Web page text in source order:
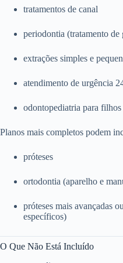
tratamentos de canal
periodontia (tratamento de
extrações simples e
atendimento de urgência
odontopediatria para filhos
Planos mais completos podem
próteses
ortodontia (aparelho e
próteses mais avançadas
específicos)
O Que Não Está Incluído